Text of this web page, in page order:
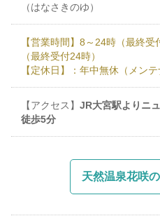
（はなさきのゆ）
【営業時間】8～24時（最終
（最終受付24時）
【定休日】：年中無休（メン
【アクセス】JR大宮駅よりニ
徒歩5分
天然温泉花咲